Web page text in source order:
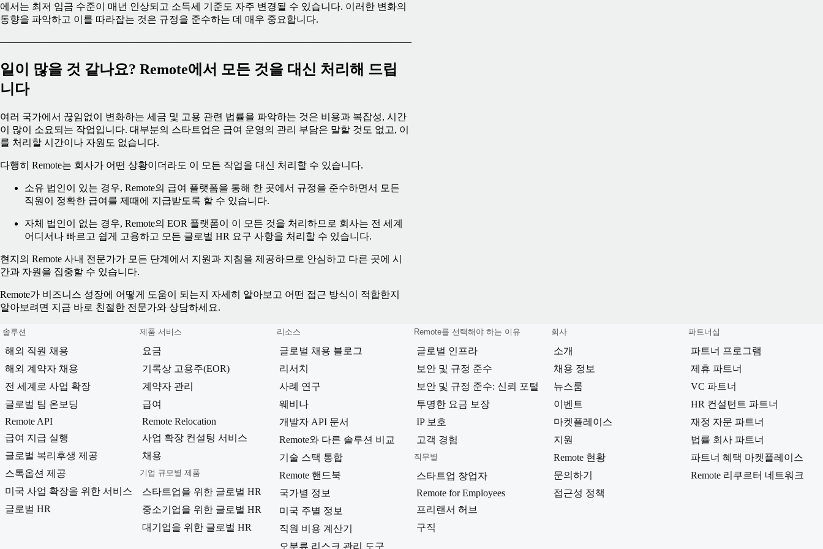
에서는 최저 임금 수준이 매년 인상되고 소득세 기준도 자주 변경될 수 있습니다. 이러한 변화의
동향을 파악하고 이를 따라잡는 것은 규정을 준수하는 데 매우 중요합니다.
——————————————————————————————————————————
일이 많을 것 같나요? Remote에서 모든 것을 대신 처리해 드립
니다
여러 국가에서 끊임없이 변화하는 세금 및 고용 관련 법률을 파악하는 것은 비용과 복잡성, 시간
이 많이 소요되는 작업입니다. 대부분의 스타트업은 급여 운영의 관리 부담은 말할 것도 없고, 이
를 처리할 시간이나 자원도 없습니다.
다행히 Remote는 회사가 어떤 상황이더라도 이 모든 작업을 대신 처리할 수 있습니다.
소유 법인이 있는 경우, Remote의 급여 플랫폼을 통해 한 곳에서 규정을 준수하면서 모든
직원이 정확한 급여를 제때에 지급받도록 할 수 있습니다.
자체 법인이 없는 경우, Remote의 EOR 플랫폼이 이 모든 것을 처리하므로 회사는 전 세계
어디서나 빠르고 쉽게 고용하고 모든 글로벌 HR 요구 사항을 처리할 수 있습니다.
현지의 Remote 사내 전문가가 모든 단계에서 지원과 지침을 제공하므로 안심하고 다른 곳에 시
간과 자원을 집중할 수 있습니다.
Remote가 비즈니스 성장에 어떻게 도움이 되는지 자세히 알아보고 어떤 접근 방식이 적합한지
알아보려면 지금 바로 친절한 전문가와 상담하세요.
솔루션
해외 직원 채용
해외 계약자 채용
전 세계로 사업 확장
글로벌 팀 온보딩
Remote API
급여 지급 실행
글로벌 복리후생 제공
스톡옵션 제공
미국 사업 확장을 위한 서비스
글로벌 HR
제품 서비스
요금
기록상 고용주(EOR)
계약자 관리
급여
Remote Relocation
사업 확장 컨설팅 서비스
채용
기업 규모별 제품
스타트업을 위한 글로벌 HR
중소기업을 위한 글로벌 HR
대기업을 위한 글로벌 HR
리소스
글로벌 채용 블로그
리서치
사례 연구
웨비나
개발자 API 문서
Remote와 다른 솔루션 비교
기술 스택 통합
Remote 핸드북
국가별 정보
미국 주별 정보
직원 비용 계산기
오분류 리스크 관리 도구
Remote를 선택해야 하는 이유
글로벌 인프라
보안 및 규정 준수
보안 및 규정 준수: 신뢰 포털
투명한 요금 보장
IP 보호
고객 경험
직무별
스타트업 창업자
Remote for Employees
프리랜서 허브
구직
회사
소개
채용 정보
뉴스룸
이벤트
마켓플레이스
지원
Remote 현황
문의하기
접근성 정책
파트너십
파트너 프로그램
제휴 파트너
VC 파트너
HR 컨설턴트 파트너
재정 자문 파트너
법률 회사 파트너
파트너 혜택 마켓플레이스
Remote 리쿠르터 네트워크